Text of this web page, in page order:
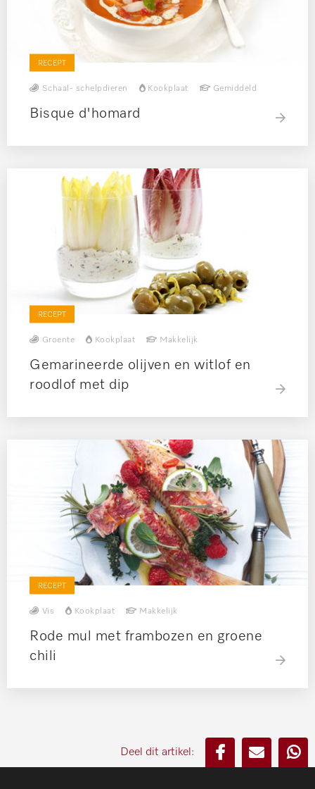
RECEPT
Schaal- schelpdieren Kookplaat Gemiddeld
Bisque d'homard
RECEPT
Groente Kookplaat Makkelijk
Gemarineerde olijven en witlof en
roodlof met dip
RECEPT
Vis Kookplaat Makkelijk
Rode mul met frambozen en groene
chili
Deel dit artikel: